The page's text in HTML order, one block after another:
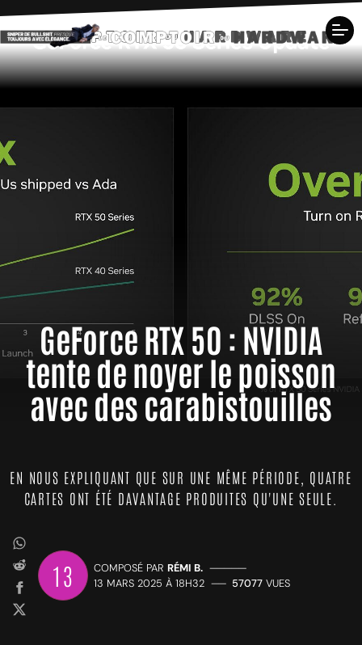
GeForce RTX 50 : NVIDIA
tente de noyer le poisson
avec des carabistouilles
EN NOUS EXPLIQUANT QUE SUR UNE MÊME PÉRIODE, QUATRE
CARTES ONT ÉTÉ DAVANTAGE PRODUITES QU'UNE SEULE.
13 COMPOSÉ PAR RÉMI B. —————
13 MARS 2025 À 18H32 —— 57077 VUES